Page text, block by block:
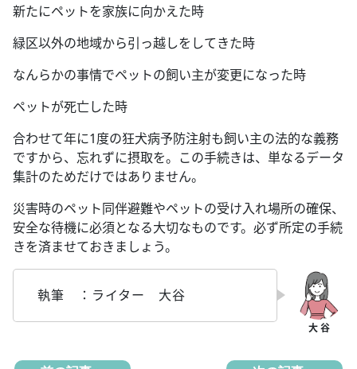
新たにペットを家族に向かえた時
緑区以外の地域から引っ越しをしてきた時
なんらかの事情でペットの飼い主が変更になった時
ペットが死亡した時
合わせて年に1度の狂犬病予防注射も飼い主の法的な義務
ですから、忘れずに摂取を。この手続きは、単なるデータ
集計のためだけではありません。
災害時のペット同伴避難やペットの受け入れ場所の確保、
安全な待機に必須となる大切なものです。必ず所定の手続
きを済ませておきましょう。
執筆 ：ライター 大谷